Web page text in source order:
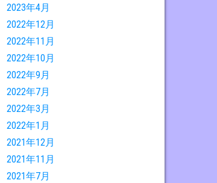
2023年4月
2022年12月
2022年11月
2022年10月
2022年9月
2022年7月
2022年3月
2022年1月
2021年12月
2021年11月
2021年7月